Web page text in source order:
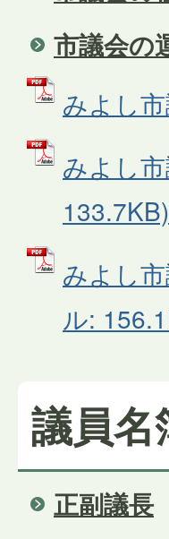
市議会の
みよし
みよし
133.7KB)
みよし
ル:
議員名
正副議長